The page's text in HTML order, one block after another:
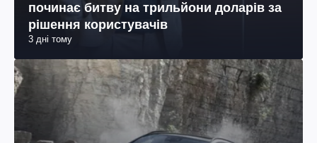
починає битву на трильйони доларів за
рішення користувачів
3 дні тому